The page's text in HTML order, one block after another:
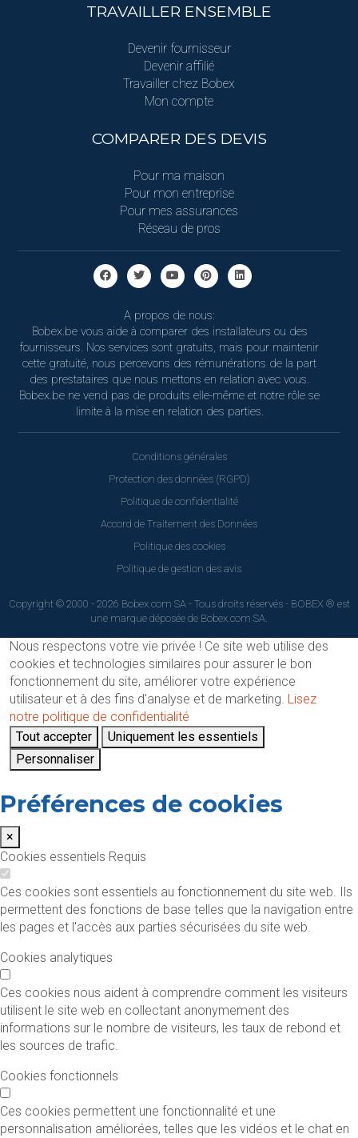
TRAVAILLER ENSEMBLE
Devenir fournisseur
Devenir affilié
Travailler chez Bobex
Mon compte
COMPARER DES DEVIS
Pour ma maison
Pour mon entreprise
Pour mes assurances
Réseau de pros
A propos de nous:
Bobex.be vous aide à comparer des installateurs ou des
fournisseurs. Nos services sont gratuits, mais pour maintenir
cette gratuité, nous percevons des rémunérations de la part
des prestataires que nous mettons en relation avec vous.
Bobex.be ne vend pas de produits elle-même et notre rôle se
limite à la mise en relation des parties.
Conditions générales
Protection des données (RGPD)
Politique de confidentialité
Accord de Traitement des Données
Politique des cookies
Politique de gestion des avis
Copyright © 2000 - 2026 Bobex.com SA - Tous droits réservés - BOBEX ® est
une marque déposée de Bobex.com SA.
Nous respectons votre vie privée ! Ce site web utilise des
cookies et technologies similaires pour assurer le bon
fonctionnement du site, améliorer votre expérience
utilisateur et à des fins d'analyse et de marketing. Lisez
notre politique de confidentialité
Tout accepter
Uniquement les essentiels
Personnaliser
Préférences de cookies
×
Cookies essentiels Requis
Ces cookies sont essentiels au fonctionnement du site web. Ils
permettent des fonctions de base telles que la navigation entre
les pages et l'accès aux parties sécurisées du site web.
Cookies analytiques
Ces cookies nous aident à comprendre comment les visiteurs
utilisent le site web en collectant anonymement des
informations sur le nombre de visiteurs, les taux de rebond et
les sources de trafic.
Cookies fonctionnels
Ces cookies permettent une fonctionnalité et une
personnalisation améliorées, telles que les vidéos et le chat en